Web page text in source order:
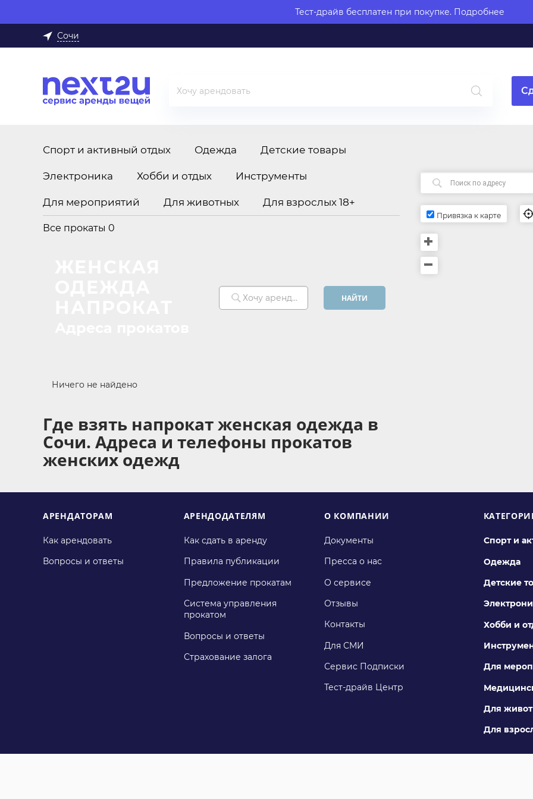
Тест-драйв бесплатен при покупке. Подробнее
Сочи
Спорт и активный отдых Одежда Детские товары
Электроника Хобби и отдых Инструменты
Для мероприятий Для животных Для взрослых 18+
Все прокаты 0
НАЙТИ
Хочу арендовать...
Ничего не найдено
Где взять напрокат женская одежда в
Сочи. Адреса и телефоны прокатов
женских одежд
Привязка к карте
АРЕНДАТОРАМ
Как арендовать
Вопросы и ответы
АРЕНДОДАТЕЛЯМ
Как сдать в аренду
Правила публикации
Предложение прокатам
Система управления
прокатом
Вопросы и ответы
Страхование залога
О КОМПАНИИ
Документы
Пресса о нас
О сервисе
Отзывы
Контакты
Для СМИ
Сервис Подписки
Тест-драйв Центр
Спорт и
Одежда
Детские
Хобби и
Для
Для
Для